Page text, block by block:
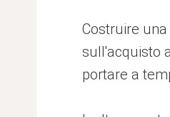
Costruire
sull'acquisto
portare a